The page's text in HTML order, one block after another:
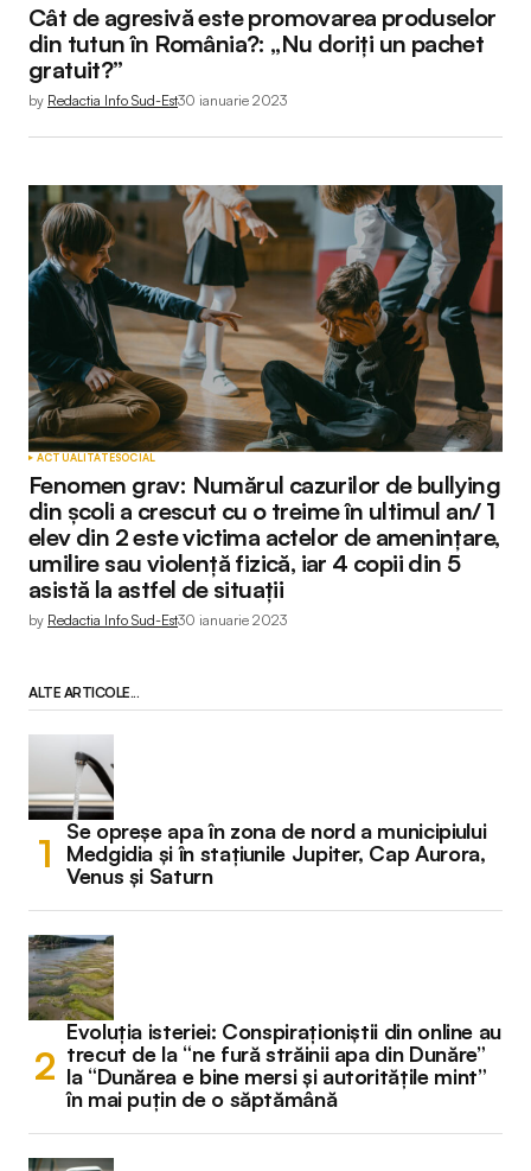
Cât de agresivă este promovarea produselor
din tutun în România?: „Nu doriți un pachet
gratuit?”
by Redactia Info Sud-Est30 ianuarie 2023
ACTUALITATESOCIAL
Fenomen grav: Numărul cazurilor de bullying
din școli a crescut cu o treime în ultimul an/ 1
elev din 2 este victima actelor de amenințare,
umilire sau violență fizică, iar 4 copii din 5
asistă la astfel de situații
by Redactia Info Sud-Est30 ianuarie 2023
ALTE ARTICOLE...
Se opreșe apa în zona de nord a municipiului
Medgidia și în stațiunile Jupiter, Cap Aurora,
Venus și Saturn
Evoluția isteriei: Conspiraționiștii din online au
trecut de la “ne fură străinii apa din Dunăre”
la “Dunărea e bine mersi și autoritățile mint”
în mai puțin de o săptămână